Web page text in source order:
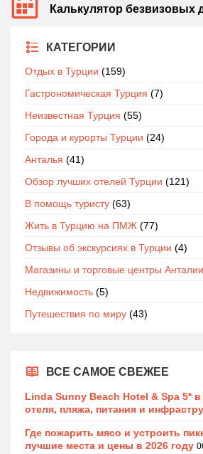
Калькулятор безвизовых
КАТЕГОРИИ
Отдых в Турции (159)
Гастрономическая Турция (7)
Неизвестная Турция (55)
Города и курорты Турции (24)
Анталья (41)
Обзор лучших отелей Турции (121)
В помощь туристу (63)
Жить в Турцию на ПМЖ (77)
Отзывы об экскурсиях в Турции (4)
Магазины и торговые центры Анталии
Недвижимость (5)
Путешествия по миру (43)
ВСЕ САМОЕ СВЕЖЕЕ
Linda Sunny Beach Hotel & Spa 5*
отеля, пляжа, питания и
Где пожарить мясо и устроить
лучшие места и цены в 2026 году